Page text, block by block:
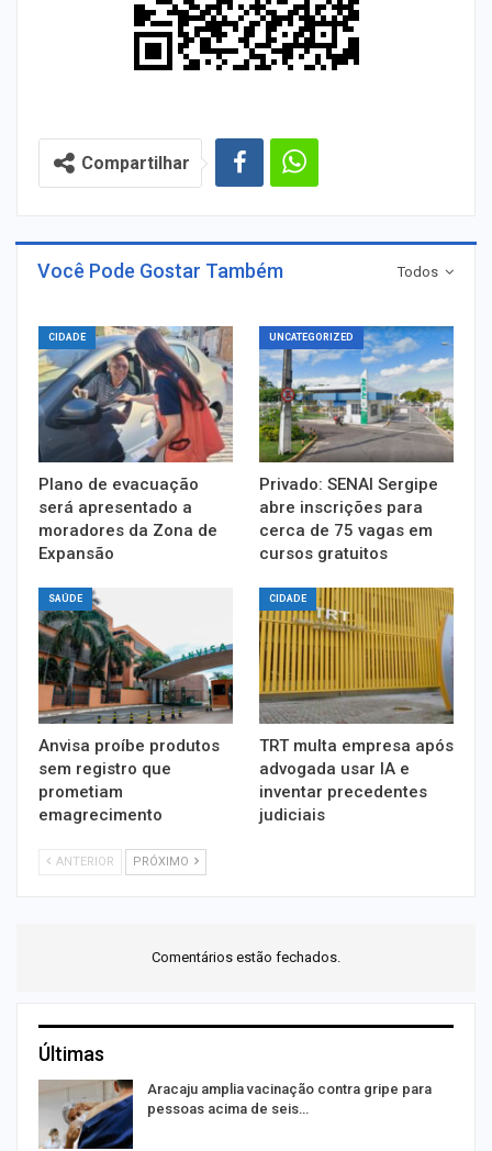
Compartilhar
Todos
Você Pode Gostar Também
CIDADE
Plano de evacuação
será apresentado a
moradores da Zona de
Expansão
UNCATEGORIZED
Privado: SENAI Sergipe
abre inscrições para
cerca de 75 vagas em
cursos gratuitos
SAÚDE
Anvisa proíbe produtos
sem registro que
prometiam
emagrecimento
CIDADE
TRT multa empresa após
advogada usar IA e
inventar precedentes
judiciais
ANTERIOR PRÓXIMO
Comentários estão fechados.
Últimas
Aracaju amplia vacinação contra gripe para
pessoas acima de seis…